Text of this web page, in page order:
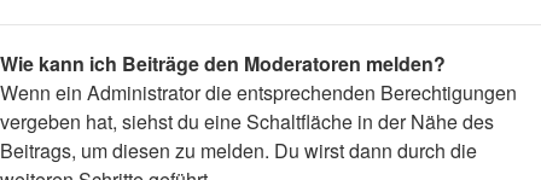
Wie kann ich Beiträge den Moderatoren melden?
Wenn ein Administrator die entsprechenden Berechtigungen
vergeben hat, siehst du eine Schaltfläche in der Nähe des
Beitrags, um diesen zu melden. Du wirst dann durch die